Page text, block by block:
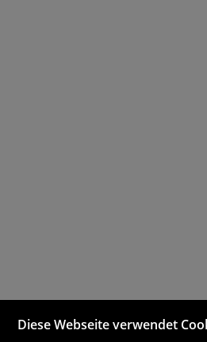
Diese Webseite verwendet